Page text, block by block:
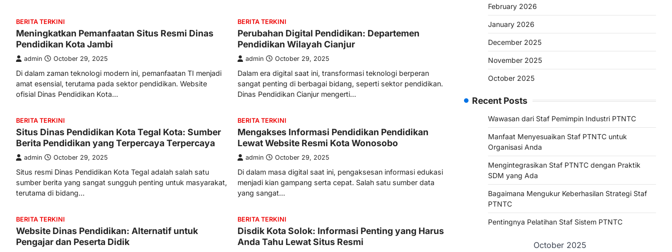
BERITA TERKINI
Meningkatkan Pemanfaatan Situs Resmi Dinas
Pendidikan Kota Jambi
admin October 29, 2025
Di dalam zaman teknologi modern ini, pemanfaatan TI menjadi
amat esensial, terutama pada sektor pendidikan. Website
ofisial Dinas Pendidikan Kota…
BERITA TERKINI
Perubahan Digital Pendidikan: Departemen
Pendidikan Wilayah Cianjur
admin October 29, 2025
Dalam era digital saat ini, transformasi teknologi berperan
sangat penting di berbagai bidang, seperti sektor pendidikan.
Dinas Pendidikan Cianjur mengerti…
BERITA TERKINI
Situs Dinas Pendidikan Kota Tegal Kota: Sumber
Berita Pendidikan yang Terpercaya Terpercaya
admin October 29, 2025
Situs resmi Dinas Pendidikan Kota Tegal adalah salah satu
sumber berita yang sangat sungguh penting untuk masyarakat,
terutama di bidang…
BERITA TERKINI
Mengakses Informasi Pendidikan Pendidikan
Lewat Website Resmi Kota Wonosobo
admin October 29, 2025
Di dalam masa digital saat ini, pengaksesan informasi edukasi
menjadi kian gampang serta cepat. Salah satu sumber data
yang sangat…
BERITA TERKINI
Website Dinas Pendidikan: Alternatif untuk
Pengajar dan Peserta Didik
BERITA TERKINI
Disdik Kota Solok: Informasi Penting yang Harus
Anda Tahu Lewat Situs Resmi
February 2026
January 2026
December 2025
November 2025
October 2025
Recent Posts
Wawasan dari Staf Pemimpin Industri PTNTC
Manfaat Menyesuaikan Staf PTNTC untuk
Organisasi Anda
Mengintegrasikan Staf PTNTC dengan Praktik
SDM yang Ada
Bagaimana Mengukur Keberhasilan Strategi Staf
PTNTC
Pentingnya Pelatihan Staf Sistem PTNTC
October 2025